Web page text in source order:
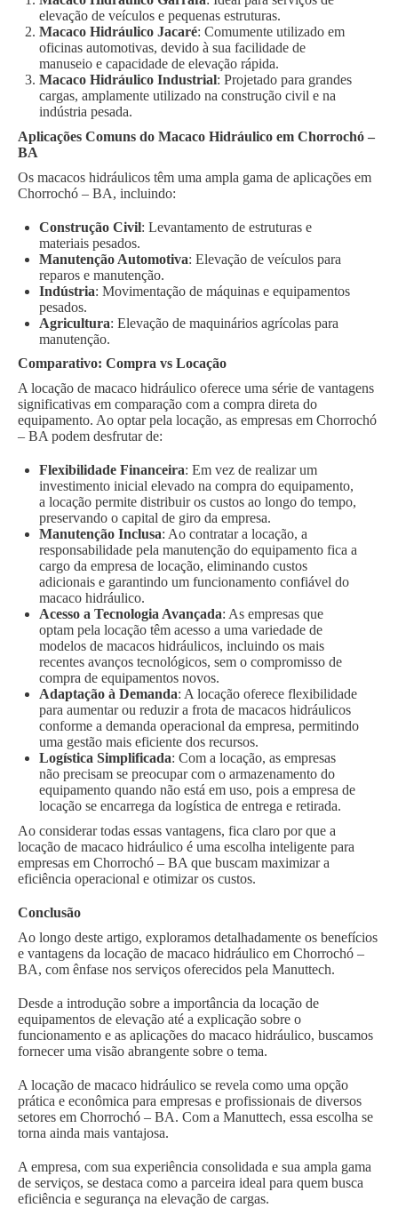
elevação de veículos e pequenas estruturas.
Macaco Hidráulico Jacaré: Comumente utilizado em
oficinas automotivas, devido à sua facilidade de
manuseio e capacidade de elevação rápida.
Macaco Hidráulico Industrial: Projetado para grandes
cargas, amplamente utilizado na construção civil e na
indústria pesada.
Aplicações Comuns do Macaco Hidráulico em Chorrochó –
BA
Os macacos hidráulicos têm uma ampla gama de aplicações em
Chorrochó – BA, incluindo:
Construção Civil: Levantamento de estruturas e
materiais pesados.
Manutenção Automotiva: Elevação de veículos para
reparos e manutenção.
Indústria: Movimentação de máquinas e equipamentos
pesados.
Agricultura: Elevação de maquinários agrícolas para
manutenção.
Comparativo: Compra vs Locação
A locação de macaco hidráulico oferece uma série de vantagens
significativas em comparação com a compra direta do
equipamento. Ao optar pela locação, as empresas em Chorrochó
– BA podem desfrutar de:
Flexibilidade Financeira: Em vez de realizar um
investimento inicial elevado na compra do equipamento,
a locação permite distribuir os custos ao longo do tempo,
preservando o capital de giro da empresa.
Manutenção Inclusa: Ao contratar a locação, a
responsabilidade pela manutenção do equipamento fica a
cargo da empresa de locação, eliminando custos
adicionais e garantindo um funcionamento confiável do
macaco hidráulico.
Acesso a Tecnologia Avançada: As empresas que
optam pela locação têm acesso a uma variedade de
modelos de macacos hidráulicos, incluindo os mais
recentes avanços tecnológicos, sem o compromisso de
compra de equipamentos novos.
Adaptação à Demanda: A locação oferece flexibilidade
para aumentar ou reduzir a frota de macacos hidráulicos
conforme a demanda operacional da empresa, permitindo
uma gestão mais eficiente dos recursos.
Logística Simplificada: Com a locação, as empresas
não precisam se preocupar com o armazenamento do
equipamento quando não está em uso, pois a empresa de
locação se encarrega da logística de entrega e retirada.
Ao considerar todas essas vantagens, fica claro por que a
locação de macaco hidráulico é uma escolha inteligente para
empresas em Chorrochó – BA que buscam maximizar a
eficiência operacional e otimizar os custos.
Conclusão
Ao longo deste artigo, exploramos detalhadamente os benefícios
e vantagens da locação de macaco hidráulico em Chorrochó –
BA, com ênfase nos serviços oferecidos pela Manuttech.
Desde a introdução sobre a importância da locação de
equipamentos de elevação até a explicação sobre o
funcionamento e as aplicações do macaco hidráulico, buscamos
fornecer uma visão abrangente sobre o tema.
A locação de macaco hidráulico se revela como uma opção
prática e econômica para empresas e profissionais de diversos
setores em Chorrochó – BA. Com a Manuttech, essa escolha se
torna ainda mais vantajosa.
A empresa, com sua experiência consolidada e sua ampla gama
de serviços, se destaca como a parceira ideal para quem busca
eficiência e segurança na elevação de cargas.